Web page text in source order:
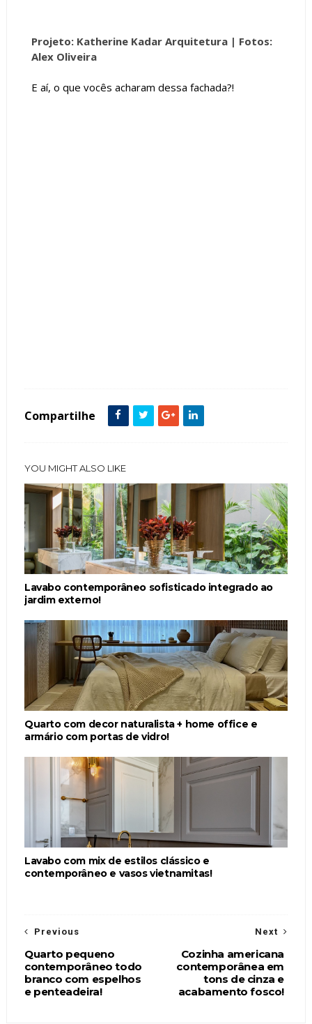
Projeto: Katherine Kadar Arquitetura | Fotos:
Alex Oliveira
E aí, o que vocês acharam dessa fachada?!
Compartilhe
YOU MIGHT ALSO LIKE
Lavabo contemporâneo sofisticado integrado ao
jardim externo!
Quarto com decor naturalista + home office e
armário com portas de vidro!
Lavabo com mix de estilos clássico e
contemporâneo e vasos vietnamitas!
Next
Cozinha americana
contemporânea em
tons de cinza e
acabamento fosco!
Previous
Quarto pequeno
contemporâneo todo
branco com espelhos
e penteadeira!